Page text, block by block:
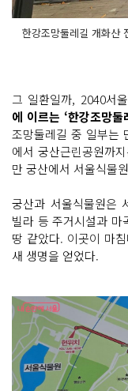
한강조망둘레길 개화산
그 일환일까, 2040서
에 이르는 ‘한강조망둘
조망둘레길 중 일부는
에서 궁산근린공원까
만 궁산에서 서울식물
궁산과 서울식물원은
빌라 등 주거시설과 마
땅 같았다. 이곳이 마
새 생명을 얻었다.